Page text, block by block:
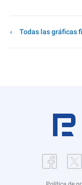
Todas las gráficas